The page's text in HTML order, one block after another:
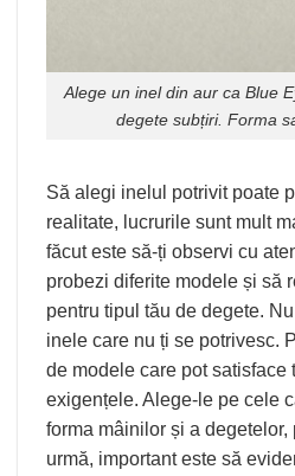
Alege un inel din aur ca Blue
degete subțiri. Forma
Să alegi inelul potrivit poate
realitate, lucrurile sunt mult
făcut este să-ți observi cu
probezi diferite modele și să
pentru tipul tău de degete.
inele care nu ți se potrivesc.
de modele care pot satisface
exigențele. Alege-le pe cele
forma mâinilor și a degetelor,
urmă, important este să